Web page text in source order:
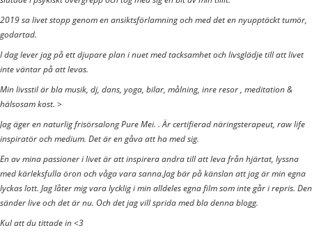
2019 sa livet stopp genom en ansiktsförlamning och med det en nyupptäckt tumör,
godartad.
I dag lever jag på ett djupare plan i nuet med tacksamhet och livsglädje till att livet
inte väntar på att levas.
Min livsstil är bla musik, dj, dans, yoga, bilar, målning, inre resor , meditation &
hälsosam kost. >
Jag äger en naturlig frisörsalong Pure Mei. . Är certifierad näringsterapeut, raw life
inspiratör och medium. Det är en gåva att ha med sig.
En av mina passioner i livet är att inspirera andra till att leva från hjärtat, lyssna
med kärleksfulla öron och våga vara sanna.Jag bär på känslan att jag är min egna
lyckas lott. Jag låter mig vara lycklig i min alldeles egna film som inte går i repris. Den
sänder live och det är nu. Och det jag vill sprida med bla denna blogg.
Kul att du tittade in <3